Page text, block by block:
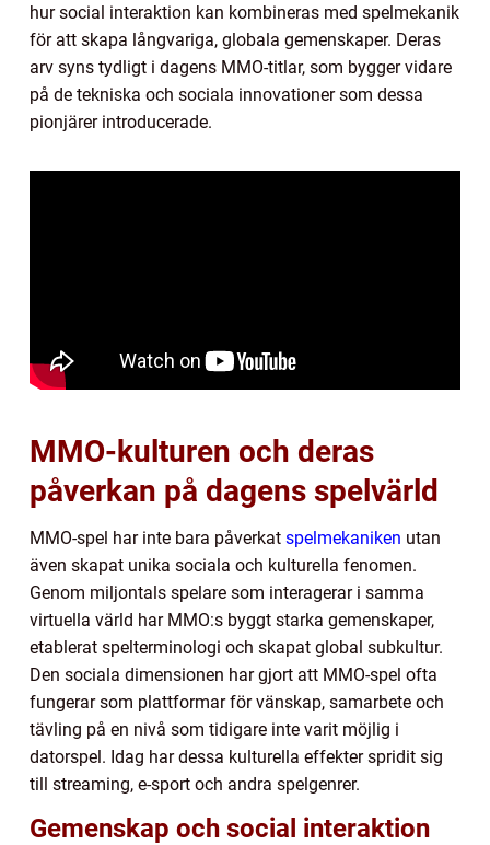
hur social interaktion kan kombineras med spelmekanik
för att skapa långvariga, globala gemenskaper. Deras
arv syns tydligt i dagens MMO-titlar, som bygger vidare
på de tekniska och sociala innovationer som dessa
pionjärer introducerade.
MMO-kulturen och deras
påverkan på dagens spelvärld
MMO-spel har inte bara påverkat spelmekaniken utan
även skapat unika sociala och kulturella fenomen.
Genom miljontals spelare som interagerar i samma
virtuella värld har MMO:s byggt starka gemenskaper,
etablerat spelterminologi och skapat global subkultur.
Den sociala dimensionen har gjort att MMO-spel ofta
fungerar som plattformar för vänskap, samarbete och
tävling på en nivå som tidigare inte varit möjlig i
datorspel. Idag har dessa kulturella effekter spridit sig
till streaming, e-sport och andra spelgenrer.
Gemenskap och social interaktion